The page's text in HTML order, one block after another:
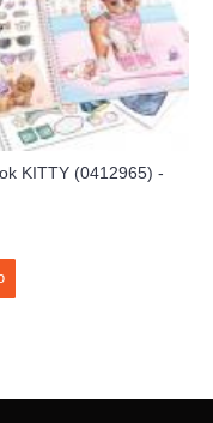
KITTY (0412965) -